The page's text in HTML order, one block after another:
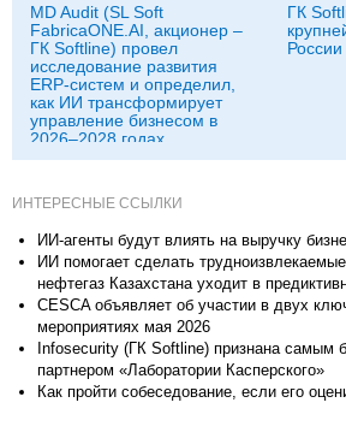
MD Audit (SL Soft
FabricaONE.AI, акционер –
ГК Softline) провел
исследование развития
ERP-систем и определил,
как ИИ трансформирует
управление бизнесом в
2026–2028 годах
ГК
России
ИНТЕРЕСНЫЕ ССЫЛКИ
ИИ-агенты будут влиять на выручку
ИИ помогает сделать
нефтегаз Казахстана уходит в
CESCA объявляет об участии в двух
мероприятиях мая 2026
Infosecurity (ГК Softline) признана самым
партнером «Лаборатории Касперского»
Как пройти собеседование, если его